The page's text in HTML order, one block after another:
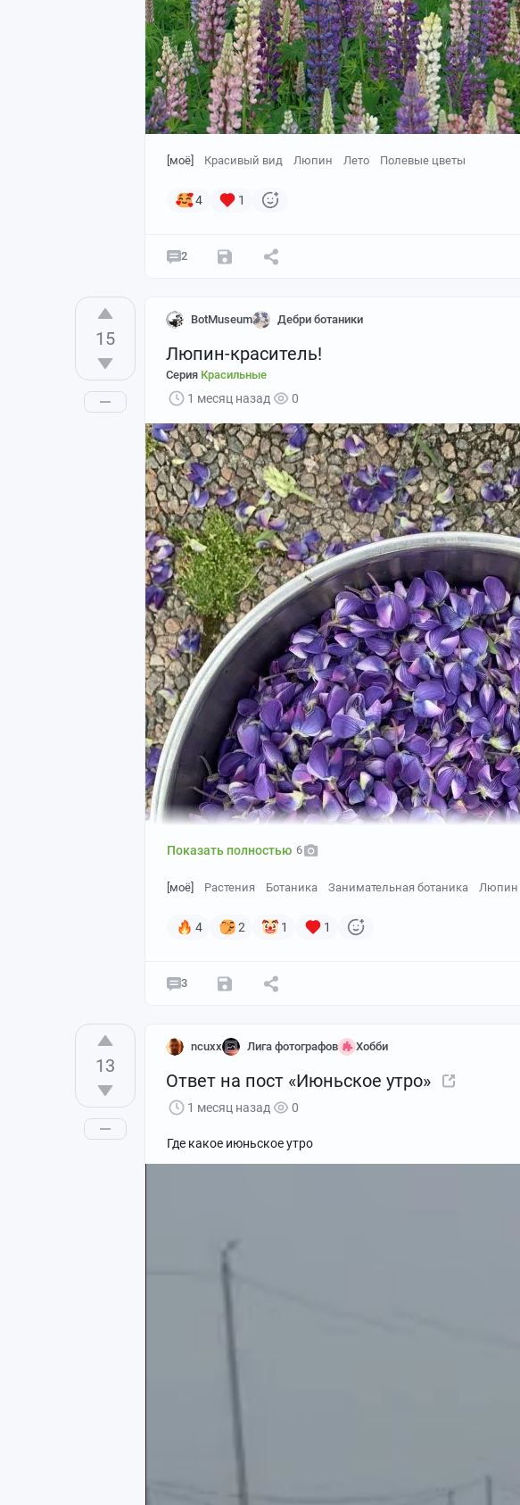
[моё] Красивый вид Люпин Лето Полевые цветы
4 1
2
15
BotMuseum Дебри ботаники
Люпин-краситель!
Серия Красильные
1 месяц назад 0
Показать полностью 6
[моё] Растения Ботаника Занимательная ботаника Люпин
4 2 1 1
3
13
ncuxx Лига фотографов Хобби
Ответ на пост «Июньское утро»
1 месяц назад 0
Где какое июньское утро